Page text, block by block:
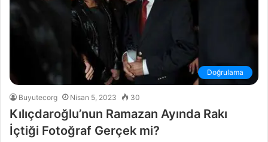
Doğrulama
Buyutecorg Nisan 5, 2023 30
Kılıçdaroğlu’nun Ramazan Ayında Rakı
İçtiği Fotoğraf Gerçek mi?